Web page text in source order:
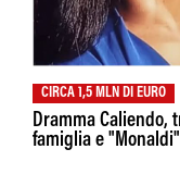
CIRCA 1,5 MLN DI EURO
Dramma Caliendo,
famiglia e "Monaldi"